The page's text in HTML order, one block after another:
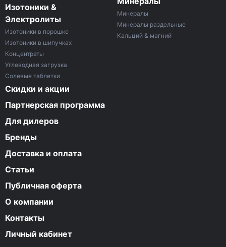
Изотоники &
Электролиты
Изотоники в порошке
Изотоники в шипучках
Концентраты
Углеводная загрузка
Солевые таблетки
Минералы
Минералы раздельные
Кальций & магний
Скидки и акции
Партнерская программа
Для дилеров
Бренды
Доставка и оплата
Статьи
Публичная оферта
О компании
Контакты
Личный кабинет